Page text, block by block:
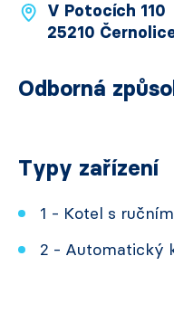
V Potocích 110
25210
Odborná
Typy zařízení
1 - Kotel s
2 - Automatický